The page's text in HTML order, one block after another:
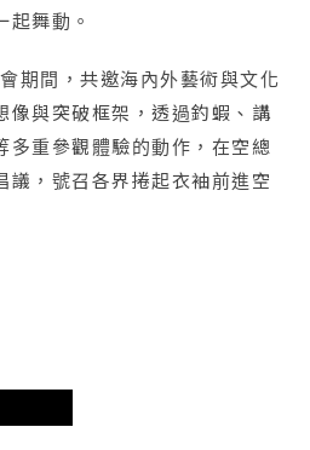
起舞動。
期間，共邀海內外藝術與文化
像與突破框架，透過釣蝦、講
多重參觀體驗的動作，在空總
議，號召各界捲起衣袖前進空